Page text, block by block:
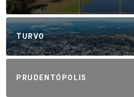
TURVO
PRUDENTÓPOLIS